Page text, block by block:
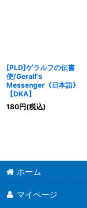
[PLD]ゲラルフの伝書
使/Geralf's
Messenger《日本語》
【DKA】
180円(税込)
ホーム
マイページ